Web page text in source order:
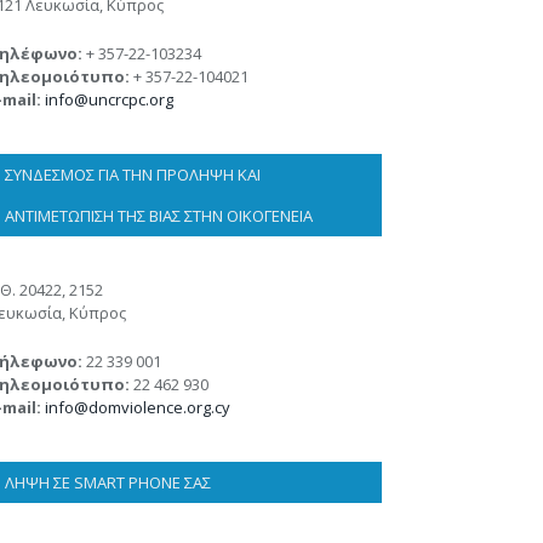
Λευκωσία, Κύπρος
+ 357-22-103234
+ 357-22-104021
mail: info@uncrcpc.org
ΣΎΝΔΕΣΜΟΣ ΓΙΑ ΤΗΝ ΠΡΌΛΗΨΗ ΚΑΙ
ΑΝΤΙΜΕΤΏΠΙΣΗ ΤΗΣ ΒΊΑΣ ΣΤΗΝ ΟΙΚΟΓΈΝΕΙΑ
20422, 2152
Κύπρος
22 339 001
22 462 930
mail: info@domviolence.org.cy
ΛΉΨΗ ΣΕ SMART PHONE ΣΑΣ